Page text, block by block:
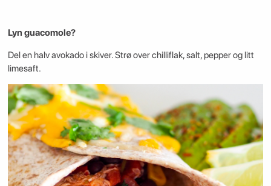
Lyn guacomole?
Del en halv avokado i skiver. Strø over chilliflak, salt, pepper og litt
limesaft.